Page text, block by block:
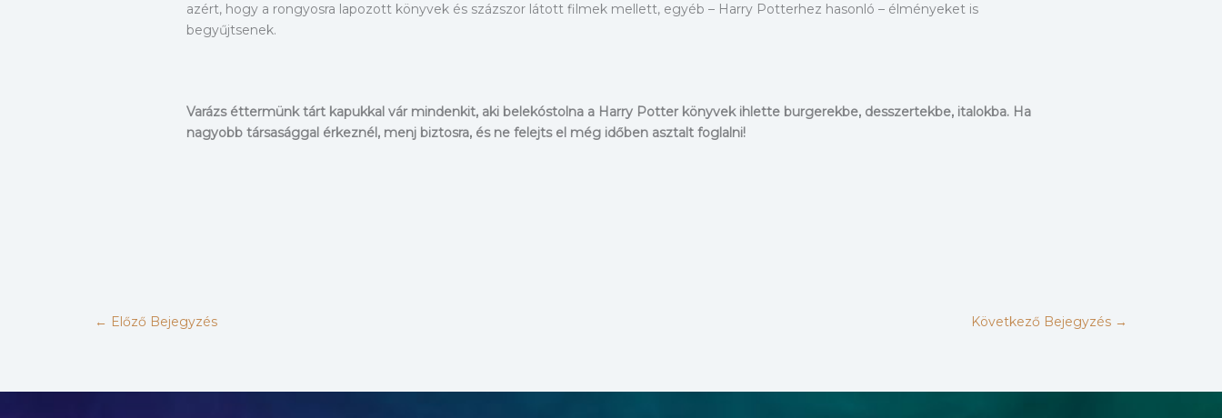
azért, hogy a rongyosra lapozott könyvek és százszor látott filmek mellett, egyéb – Harry Potterhez hasonló – élményeket is
begyűjtsenek.
Varázs éttermünk tárt kapukkal vár mindenkit, aki belekóstolna a Harry Potter könyvek ihlette burgerekbe, desszertekbe, italokba. Ha
nagyobb társasággal érkeznél, menj biztosra, és ne felejts el még időben asztalt foglalni!
← Előző Bejegyzés Következő Bejegyzés →